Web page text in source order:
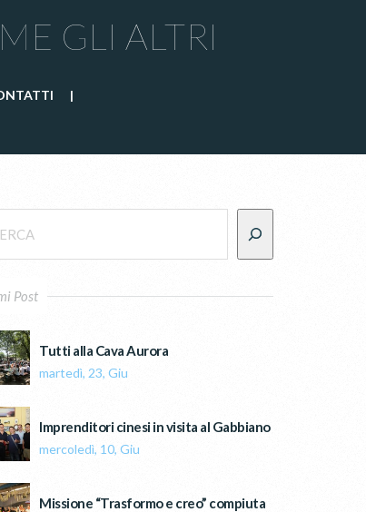
GLI ALTRI
|
Post
Tutti alla Cava Aurora
martedì, 23, Giu
Imprenditori cinesi in visita al Gabbiano
mercoledì, 10, Giu
Missione “Trasformo e creo” compiuta